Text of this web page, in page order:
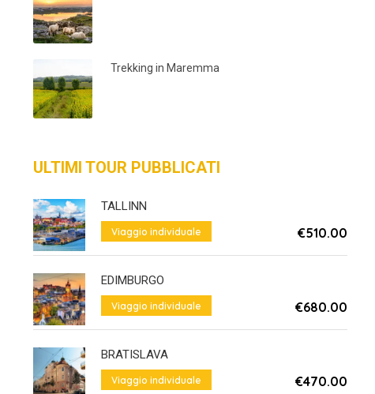
Trekking in Maremma
ULTIMI TOUR PUBBLICATI
TALLINN
Viaggio individuale €510.00
EDIMBURGO
Viaggio individuale €680.00
BRATISLAVA
Viaggio individuale €470.00